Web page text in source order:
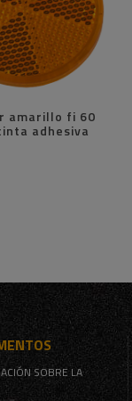
amarillo fi 60
adhesiva
SOBRE LA